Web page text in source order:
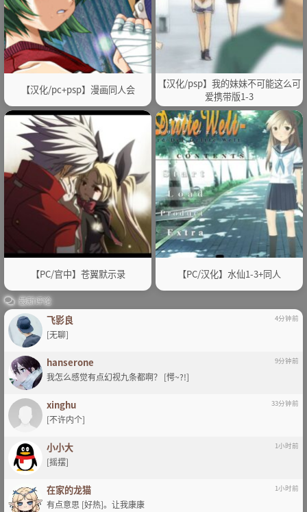
【汉化/pc+psp】漫画同人会
【汉化/psp】我的妹妹不可能这么可
爱携带版1-3
【PC/官中】苍翼默示录 【PC/汉化】水仙1-3+同人
最新评论
飞影良 4分钟前
[无聊]
hanserone 9分钟前
我怎么感觉有点幻视九条都啊？ [愕~?!]
xinghu 33分钟前
[不许内个]
小小大 1小时前
[摇摆]
在家的龙猫 1小时前
有点意思 [好热]。让我康康